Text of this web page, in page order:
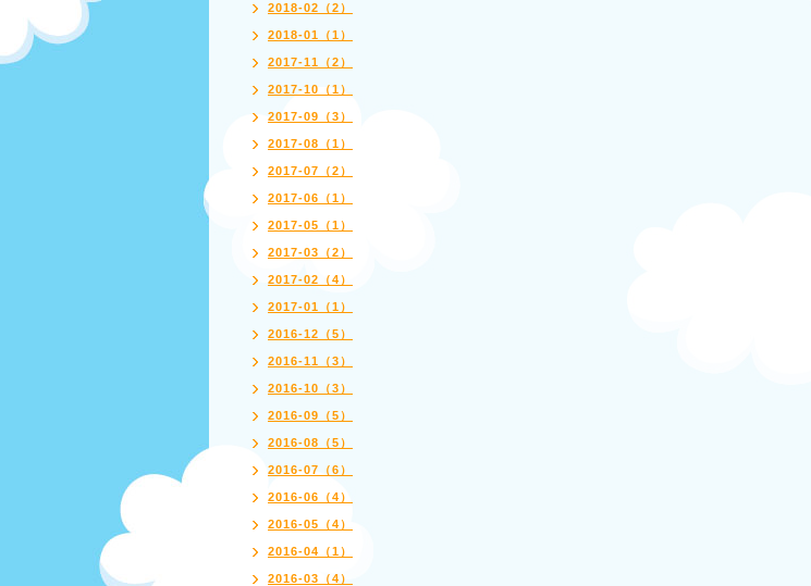
2018-02（2）
2018-01（1）
2017-11（2）
2017-10（1）
2017-09（3）
2017-08（1）
2017-07（2）
2017-06（1）
2017-05（1）
2017-03（2）
2017-02（4）
2017-01（1）
2016-12（5）
2016-11（3）
2016-10（3）
2016-09（5）
2016-08（5）
2016-07（6）
2016-06（4）
2016-05（4）
2016-04（1）
2016-03（4）